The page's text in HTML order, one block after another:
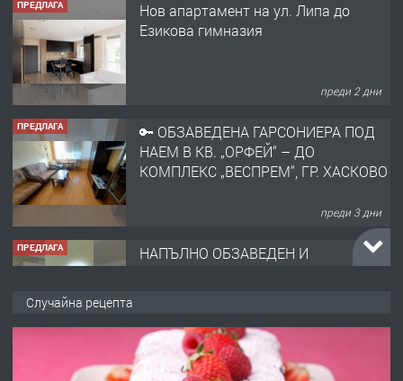
преди 2 дни
ПРЕДЛАГА
КОМПЛЕКС „ВЕСПРЕМ“, ГР. ХАСКОВО
преди 3 дни
ПРЕДЛАГА
НАПЪЛНО ОБЗАВЕДЕН И
АПАРТАМЕНТ В ЦЕНТЪРА НА ГР.
преди 4 дни
преди 4 дни
Случайна рецепта